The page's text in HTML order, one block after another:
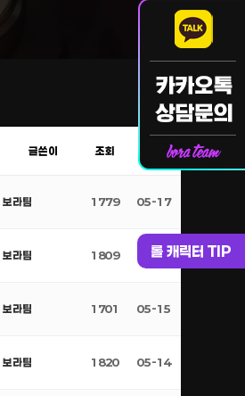
롤 캐릭터 TIP
글쓴이 조회
보라팀 1779 05-17
보라팀 1809 05-16
보라팀 1701 05-15
보라팀 1820 05-14